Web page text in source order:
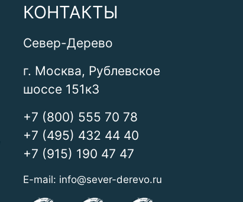
КОНТАКТЫ
Север-Дерево
г. Москва, Рублевское
шоссе 151к3
+7 (800) 555 70 78
+7 (495) 432 44 40
+7 (915) 190 47 47
E-mail: info@sever-derevo.ru